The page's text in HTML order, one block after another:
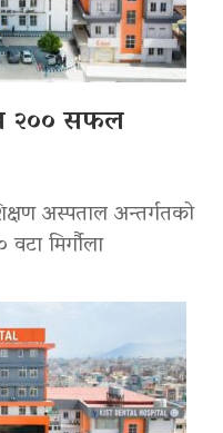
२०० सफल
अस्पताल अन्तर्गतको
मिर्गौला